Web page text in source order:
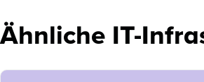
Ähnliche IT-